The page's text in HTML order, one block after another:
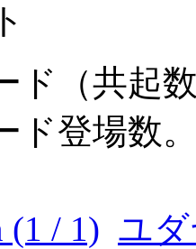
ド（共起
ド登場数
(1 / 1) ユ